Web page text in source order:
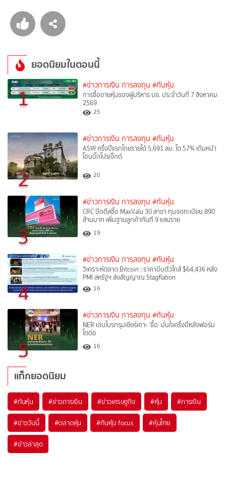
ยอดนิยมในตอนนี้
1 #ข่าวการเงิน การลงทุน #ทันหุ้น
การซื้อขายหุ้นของผู้บริหาร บจ. ประจำวันที่ 7 สิงหาคม
2569
25
2
#ข่าวการเงิน การลงทุน #ทันหุ้น
ASW ครึ่งปีแรกโกยรายได้ 5,691 ลบ. โต 57% เดินหน้า
โอนบิ๊กโปรเจ็กต์
20
3
#ข่าวการเงิน การลงทุน #ทันหุ้น
CRC ปิดดีลซื้อ MaxValu 30 สาขา ทุนจดทะเบียน 890
ล้านบาท เพิ่มฐานลูกค้าทันที 9 แสนราย
19
4
#ข่าวการเงิน การลงทุน #ทันหุ้น
วิเคราะห์ตลาด Bitcoin : ราคาบีบตัวใกล้ $64,436 หลัง
PMI สหรัฐฯ ส่งสัญญาณ Stagflation
16
5
#ข่าวการเงิน การลงทุน #ทันหุ้น
NER เด่นโบรกรุมเชียร์เคาะ ‘ซื้อ’ มั่นใจครึ่งปีหลังฟอร์ม
โตต่อ
16
แท็กยอดนิยม
#ทันหุ้น #ข่าวการเงิน #ข่าวเศรษฐกิจ #หุ้น #การเงิน
#ข่าววันนี้ #ตลาดหุ้น #ทันหุ้น focus #หุ้นไทย
#ข่าวล่าสุด